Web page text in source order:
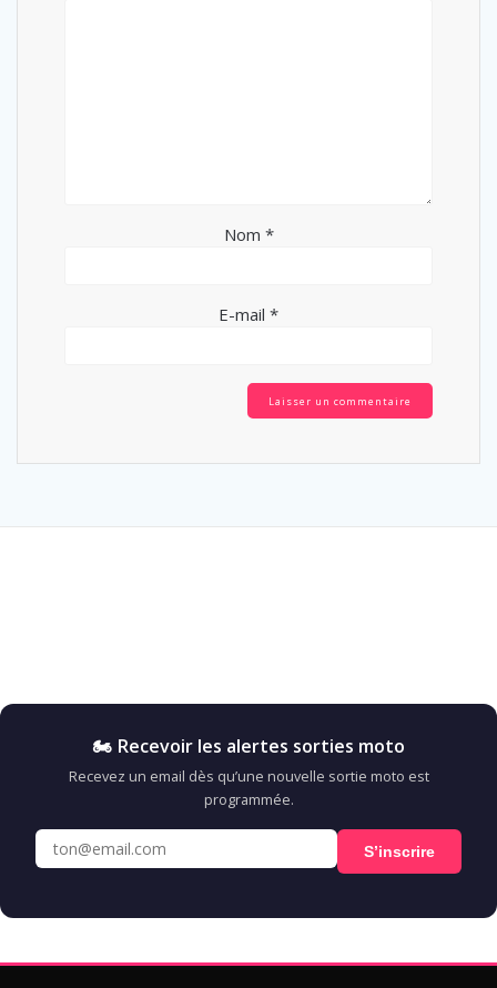
Nom *
E-mail *
🏍️ Recevoir les alertes sorties moto
Recevez un email dès qu’une nouvelle sortie moto est
programmée.
S’inscrire